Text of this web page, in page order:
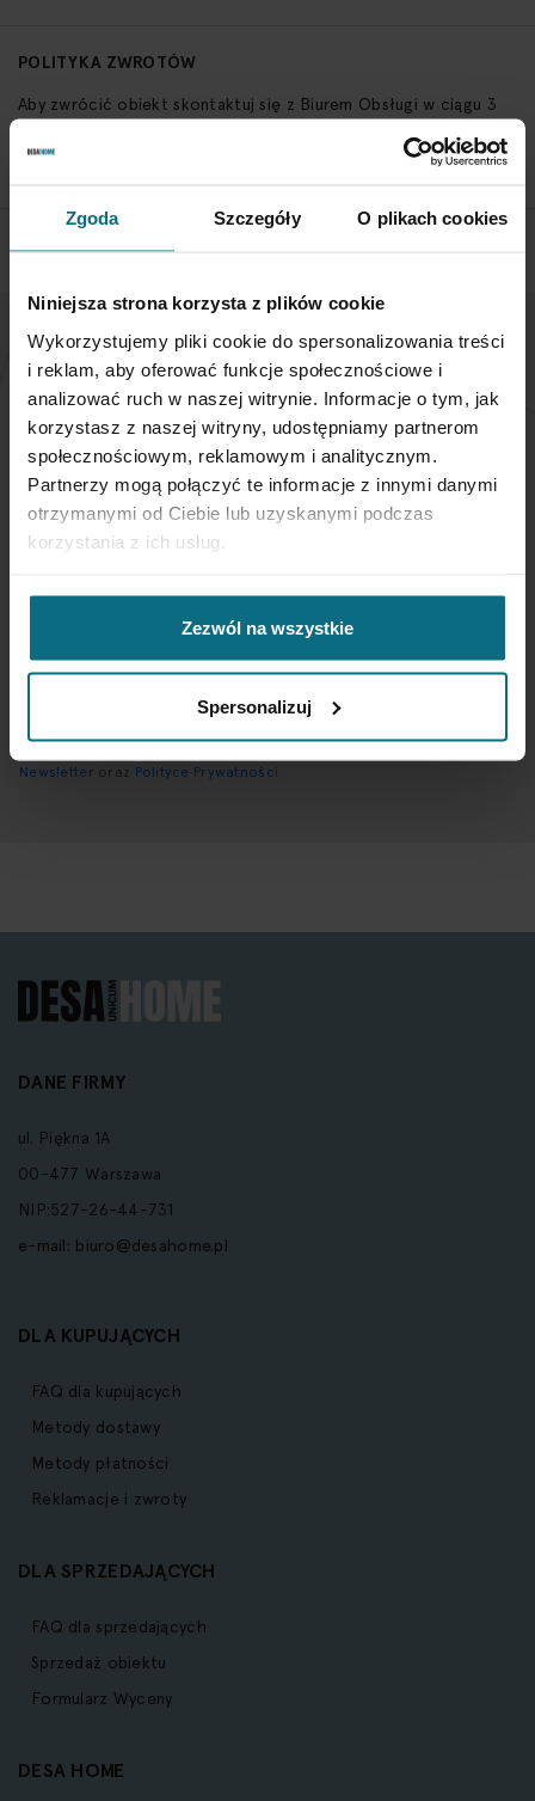
Zgoda Szczegóły O plikach cookies
Niniejsza strona korzysta z plików cookie
Wykorzystujemy pliki cookie do spersonalizowania treści
i reklam, aby oferować funkcje społecznościowe i
analizować ruch w naszej witrynie. Informacje o tym, jak
korzystasz z naszej witryny, udostępniamy partnerom
społecznościowym, reklamowym i analitycznym.
Partnerzy mogą połączyć te informacje z innymi danymi
otrzymanymi od Ciebie lub uzyskanymi podczas
korzystania z ich usług.
Zezwól na wszystkie
Spersonalizuj
POLITYKA ZWROTÓW
Aby zwrócić obiekt skontaktuj się z Biurem Obsługi w ciągu 3
SPRAWDŹ SZCZEGÓŁY
NEWSLETTER
Jeśli chcesz otrzymywać aktualne informacje
dotyczące oferty Desa Home - zapisz się do naszego
newslettera.
Newsletter oraz Polityce Prywatności
DANE FIRMY
ul. Piękna 1A
00-477 Warszawa
NIP:527-26-44-731
e-mail: biuro@desahome.pl
DLA KUPUJĄCYCH
FAQ dla kupujących
Metody dostawy
Metody płatności
Reklamacje i zwroty
DLA SPRZEDAJĄCYCH
FAQ dla sprzedających
Sprzedaż obiektu
Formularz Wyceny
DESA HOME